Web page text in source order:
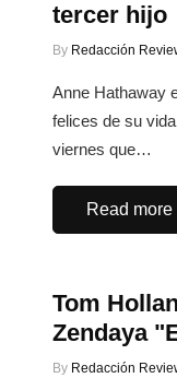
tercer hijo
By Redacción
Anne Hathaway
felices de su
viernes que…
Read more
Tom
Zendaya
By Redacción